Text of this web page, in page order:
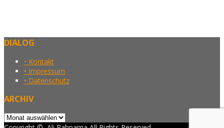
DIALOG
• Kontakt
• Impressum
• Datenschutz
ARCHIV
Archiv